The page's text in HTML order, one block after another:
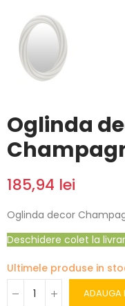
Oglinda
185,94 lei
Oglinda decor
Deschidere colet la
Ultimele produse in
ADAUGA